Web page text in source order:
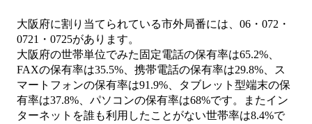
大阪府に割り当てられている市外局番には、06・072・
0721・0725があります。
大阪府の世帯単位でみた固定電話の保有率は65.2%、
FAXの保有率は35.5%、携帯電話の保有率は29.8%、ス
マートフォンの保有率は91.9%、タブレット型端末の保
有率は37.8%、パソコンの保有率は68%です。またイン
ターネットを誰も利用したことがない世帯率は8.4%で